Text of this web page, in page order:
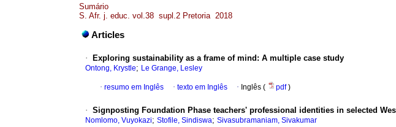
Sumário
S. Afr. j. educ. vol.38 supl.2 Pretoria 2018
Articles
· Exploring sustainability as a frame of mind: A multiple case study
Ontong, Krystle; Le Grange, Lesley
· resumo em Inglês · texto em Inglês · Inglês ( pdf)
· Signposting Foundation Phase teachers' professional identities in selected
Nomlomo, Vuyokazi; Stofile, Sindiswa; Sivasubramaniam, Sivakumar